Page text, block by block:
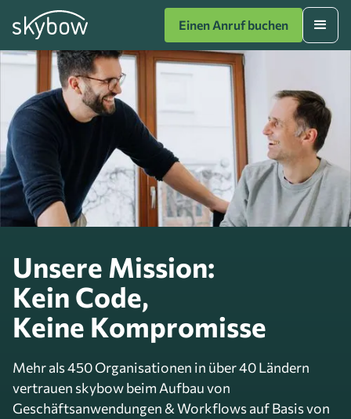
Einen Anruf buchen
Unsere Mission:
Kein Code,
Keine Kompromisse
Mehr als 450 Organisationen in über 40 Ländern
vertrauen skybow beim Aufbau von
Geschäftsanwendungen & Workflows auf Basis von